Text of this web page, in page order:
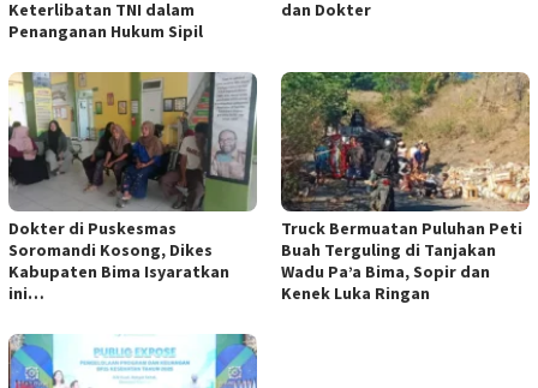
Keterlibatan TNI dalam
Penanganan Hukum Sipil
dan Dokter
Dokter di Puskesmas
Soromandi Kosong, Dikes
Kabupaten Bima Isyaratkan
ini…
Truck Bermuatan Puluhan Peti
Buah Terguling di Tanjakan
Wadu Pa’a Bima, Sopir dan
Kenek Luka Ringan